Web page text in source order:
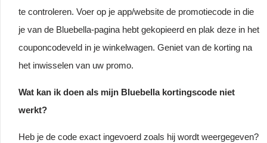
te controleren. Voer op je app/website de promotiecode in die
je van de Bluebella-pagina hebt gekopieerd en plak deze in het
couponcodeveld in je winkelwagen. Geniet van de korting na
het inwisselen van uw promo.
Wat kan ik doen als mijn Bluebella kortingscode niet
werkt?
Heb je de code exact ingevoerd zoals hij wordt weergegeven?